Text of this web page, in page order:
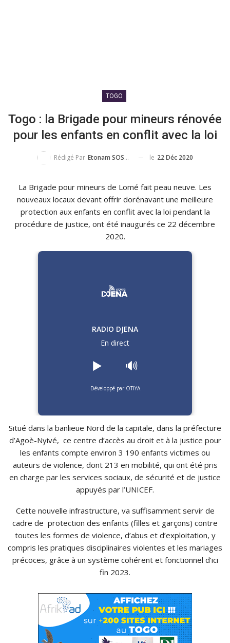
TOGO
Togo : la Brigade pour mineurs rénovée
pour les enfants en conflit avec la loi
Rédigé Par Etonam SOSSOU le 22 Déc 2020
La Brigade pour mineurs de Lomé fait peau neuve. Les
nouveaux locaux devant offrir dorénavant une meilleure
protection aux enfants en conflit avec la loi pendant la
procédure de justice, ont été inaugurés ce 22 décembre
2020.
RADIO DJENA
En direct
▶️ 🔊
Développé par OTIYA
Situé dans la banlieue Nord de la capitale, dans la préfecture
d’Agoè-Nyivé, ce centre d’accès au droit et à la justice pour
les enfants compte environ 3 190 enfants victimes ou
auteurs de violence, dont 213 en mobilité, qui ont été pris
en charge par les services sociaux, de sécurité et de justice
appuyés par l’UNICEF.
Cette nouvelle infrastructure, va suffisamment servir de
cadre de protection des enfants (filles et garçons) contre
toutes les formes de violence, d’abus et d’exploitation, y
compris les pratiques disciplinaires violentes et les mariages
précoces, grâce à un système cohérent et fonctionnel d’ici
fin 2023.